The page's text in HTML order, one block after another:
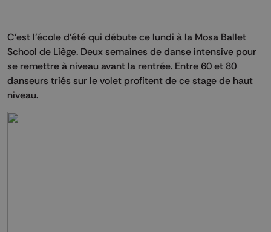
C’est l’école d’été qui débute ce lundi à la Mosa Ballet
School de Liège. Deux semaines de danse intensive pour
se remettre à niveau avant la rentrée. Entre 60 et 80
danseurs triés sur le volet profitent de ce stage de haut
niveau.